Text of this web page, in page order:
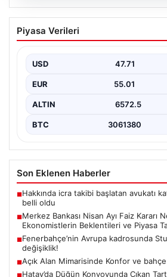
Merkez Bankası Nisan Ayı
Zaman Açıklanacak?
Türkiye Cumhuriyet Merkez Bankası
üzere…
Piyasa Verileri
USD 47.71
EUR 55.01
ALTIN 6572.5
BTC 3061380
Son Eklenen Haberler
■Hakkında icra takibi başlatan avukatı
belli oldu
■Merkez Bankası Nisan Ayı Faiz Kararı
Ekonomistlerin Beklentileri ve Piyasa
■Fenerbahçe’nin Avrupa kadrosunda
değişiklik!
■Açık Alan Mimarisinde Konfor ve
■Hatay’da Düğün Konvoyunda Çıkan